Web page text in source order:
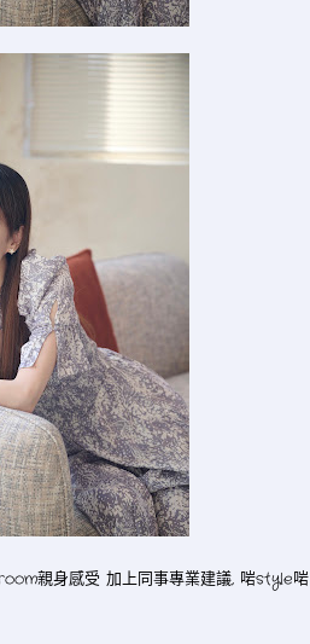
親身感受 加上同事專業建議, 啱style啱